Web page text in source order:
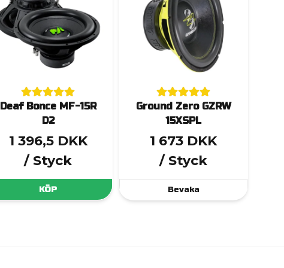
Deaf Bonce MF-15R
D2
1 396,5 DKK
/ Styck
KÖP
Ground Zero GZRW
15XSPL
1 673 DKK
/ Styck
Bevaka